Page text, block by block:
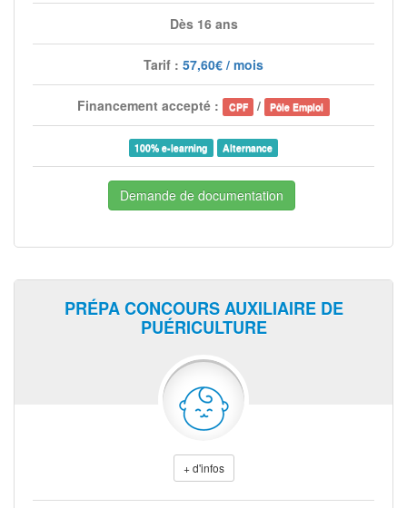
Dès 16 ans
Tarif : 57,60€ / mois
Financement accepté : CPF / Pôle Emploi
100% e-learning Alternance
Demande de documentation
PRÉPA CONCOURS AUXILIAIRE DE
PUÉRICULTURE
+ d'infos